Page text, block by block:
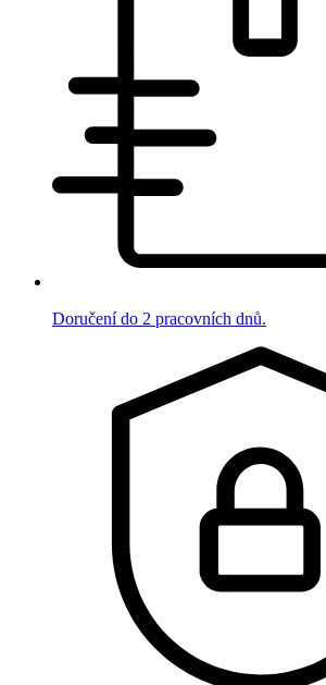
Doručení do 2 pracovních dnů.